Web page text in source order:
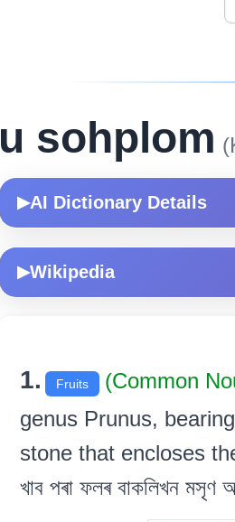
u sohplom
▶AI Dictionary Details
▶Wikipedia
1. Fruits (Common
genus Prunus,
stone that encloses the
খাব পৰা ফলৰ বাকলিখন মসৃণ